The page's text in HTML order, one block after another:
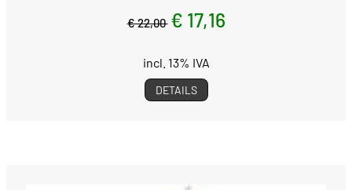
€ 22,00 € 17,16
incl. 13% IVA
DETAILS